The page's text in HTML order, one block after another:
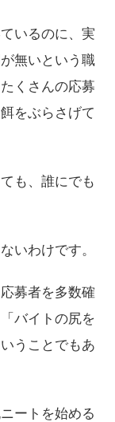
いるのに、実
無いという職
くさんの応募
をぶらさげて
も、誰にでも
いわけです。
募者を多数確
バイトの尻を
うことでもあ
ートを始める